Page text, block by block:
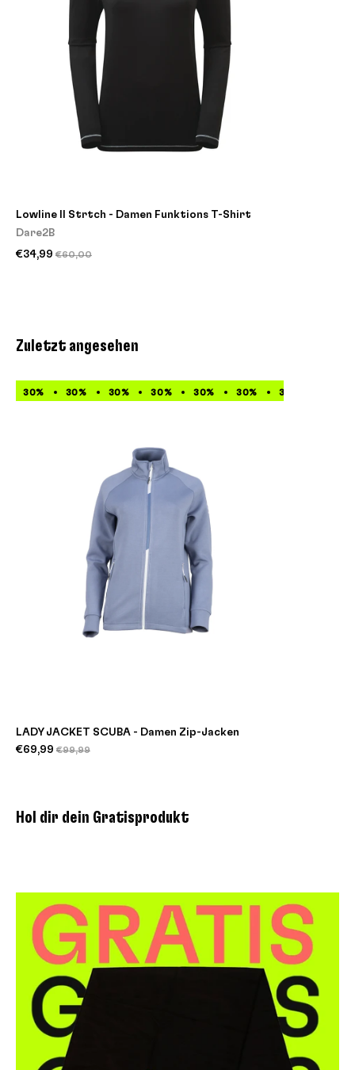
Lowline II Strtch - Damen Funktions T-Shirt
Dare2B
€34,99 €60,00
Zuletzt angesehen
30% 30% 30% 30% 30% 30% 30%
LADY JACKET SCUBA - Damen Zip-Jacken
€69,99 €99,99
Hol dir dein Gratisprodukt